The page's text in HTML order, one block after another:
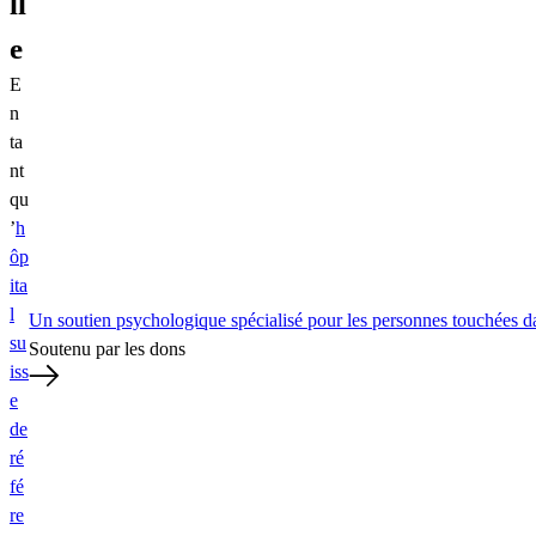
e
E
n
ta
nt
qu
’h
ôp
ita
l
su
iss
e
de
ré
fé
re
Un soutien psychologique spécialisé pour les personnes touchées
Soutenu par les dons